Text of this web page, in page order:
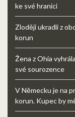
ke své hranici
Zloději ukradli z
korun
Žena z Ohia
své sourozence
V Německu je na
korun. Kupec by